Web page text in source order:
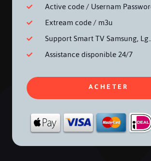
Active code / Usernam
Extream code / m3u
Support Smart TV Samsung,
Assistance disponible 24/7
ACHETER